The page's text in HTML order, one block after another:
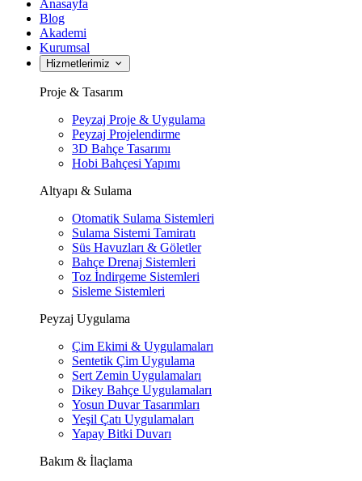
Anasayfa
Blog
Akademi
Kurumsal
Hizmetlerimiz
Proje & Tasarım
Peyzaj Proje & Uygulama
Peyzaj Projelendirme
3D Bahçe Tasarımı
Hobi Bahçesi Yapımı
Altyapı & Sulama
Otomatik Sulama Sistemleri
Sulama Sistemi Tamiratı
Süs Havuzları & Göletler
Bahçe Drenaj Sistemleri
Toz İndirgeme Sistemleri
Sisleme Sistemleri
Peyzaj Uygulama
Çim Ekimi & Uygulamaları
Sentetik Çim Uygulama
Sert Zemin Uygulamaları
Dikey Bahçe Uygulamaları
Yosun Duvar Tasarımları
Yeşil Çatı Uygulamaları
Yapay Bitki Duvarı
Bakım & İlaçlama